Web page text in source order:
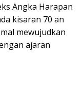
Angka Harapan
kisaran 70 an
mewujudkan
ajaran